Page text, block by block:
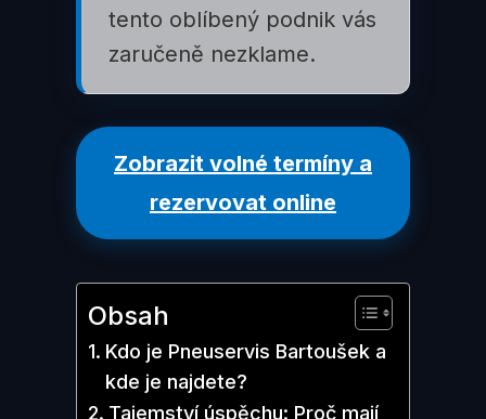
tento oblíbený podnik vás
zaručeně nezklame.
Zobrazit volné termíny a
rezervovat online
Obsah
Kdo je Pneuservis Bartoušek a
kde je najdete?
Tajemství úspěchu: Proč mají